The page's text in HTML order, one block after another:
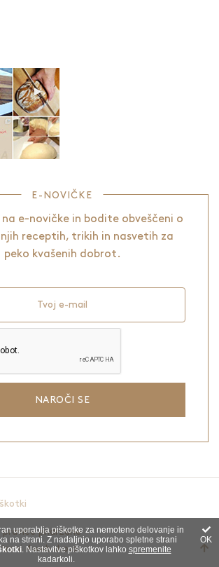
E-NOVIČKE
na e-novičke in bodite obveščeni o
receptih, trikih in nasvetih za
peko kvašenih dobrot.
Tvoj e-mail
NAROČI SE
pridržane
4web d.o.o.
uporablja piškotke za nemoteno delovanje in
na strani. Z nadaljnjo uporabo spletne strani
. Nastavitve piškotkov lahko spremenite
kadarkoli.
OK